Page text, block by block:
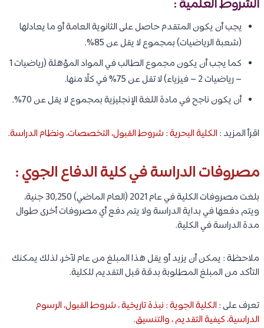
الشروط العلمية :
يجب أن يكون المتقدم حاصل على الثانوية العامة أو ما يعادلها
(شعبة الرياضيات) بمجموع لا يقل عن 85%.
كما يجب أن يكون مجموع الطالب في المواد المؤهلة (رياضيات 1
– رياضيات 2 – فيزياء) لا تقل عن 75% في كلًا منها.
أن يكون ناجح في مادة اللغة الإنجليزية بمجموع لا يقل عن 70%.
اقرأ المزيد : الكلية البحرية : شروط القبول، التخصصات، ونظام الدراسة.
مصروفات الدراسة في كلية الدفاع الجوي :
بلغت مصروفات الكلية في عام 2021 (العام الماضي) 30,250 جنية،
ويتم دفعها في بداية الدراسة ولا يتم دفع أي مصروفات أخرى طوال
مدة الدراسة في الكلية.
ملاحظة : يمكن أن يزيد أو يقل هذا المبلغ من عام لآخر، لذلك يمكنك
التأكد من المبلغ المطلوبة بدقة قبل التقديم للكلية.
تعرف على : الكلية الجوية : نبذة تاريخية ، شروط القبول، الرسوم
الدراسية، كيفية التقديم ، والتنسيق.